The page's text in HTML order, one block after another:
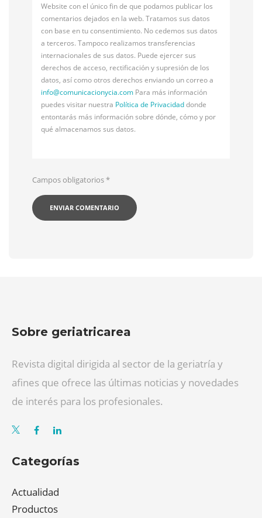
Website con el único fin de que podamos publicar los
comentarios dejados en la web. Tratamos sus datos
con base en tu consentimiento. No cedemos sus datos
a terceros. Tampoco realizamos transferencias
internacionales de sus datos. Puede ejercer sus
derechos de acceso, rectificación y supresión de los
datos, así como otros derechos enviando un correo a
info@comunicacionycia.com Para más información
puedes visitar nuestra Política de Privacidaddonde
entontarás más información sobre dónde, cómo y por
qué almacenamos sus datos.
Campos obligatorios*
Sobre geriatricarea
Revista digital dirigida al sector de la geriatría y
afines que ofrece las últimas noticias y novedades
de interés para los profesionales.
Categorías
Actualidad
Productos